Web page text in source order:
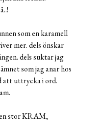
som en karamell
mer. dels önskar
dels suktar jag
som jag anar hos
att uttrycka i ord.
en stor KRAM,